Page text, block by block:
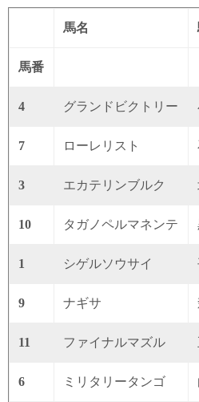
馬名
馬番
4 グランドビクトリー
7 ローレリスト
3 エカテリンブルク
10 タガノペルマネンテ
1 シゲルソウサイ
9 ナギサ
11 ファイナルマズル
6 ミリタリータンゴ